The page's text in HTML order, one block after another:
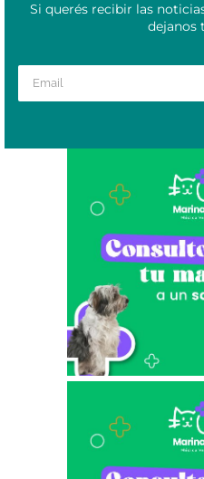
Si querés recibir las
dejanos